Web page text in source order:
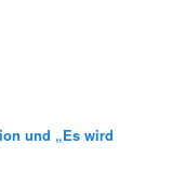
und „Es wird